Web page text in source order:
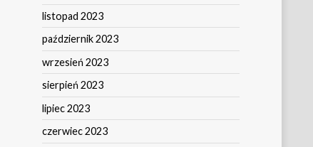
listopad 2023
październik 2023
wrzesień 2023
sierpień 2023
lipiec 2023
czerwiec 2023